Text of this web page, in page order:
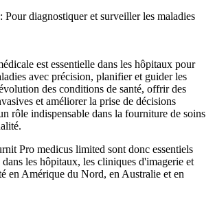
Pour diagnostiquer et surveiller les maladies
est essentielle dans les hôpitaux pour
avec précision, planifier et guider les
des conditions de santé, offrir des
et améliorer la prise de décisions
rôle indispensable dans la fourniture de soins
Pro medicus limited sont donc essentiels
les hôpitaux, les cliniques d'imagerie et
en Amérique du Nord, en Australie et en